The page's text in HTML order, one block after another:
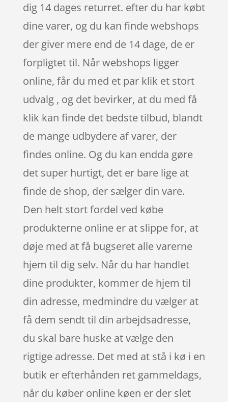
dig 14 dages returret. efter du har købt
dine varer, og du kan finde webshops
der giver mere end de 14 dage, de er
forpligtet til. Når webshops ligger
online, får du med et par klik et stort
udvalg , og det bevirker, at du med få
klik kan finde det bedste tilbud, blandt
de mange udbydere af varer, der
findes online. Og du kan endda gøre
det super hurtigt, det er bare lige at
finde de shop, der sælger din vare.
Den helt stort fordel ved købe
produkterne online er at slippe for, at
døje med at få bugseret alle varerne
hjem til dig selv. Når du har handlet
dine produkter, kommer de hjem til
din adresse, medmindre du vælger at
få dem sendt til din arbejdsadresse,
du skal bare huske at vælge den
rigtige adresse. Det med at stå i kø i en
butik er efterhånden ret gammeldags,
når du køber online køen er der slet